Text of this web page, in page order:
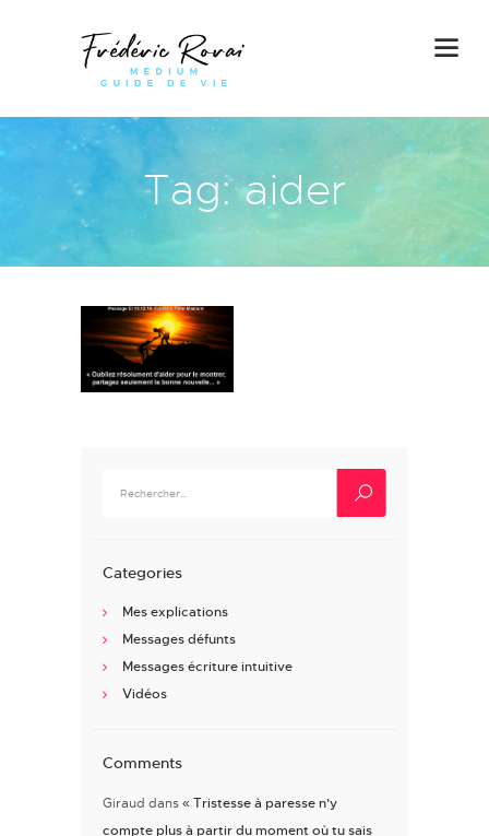
Tag: aider
Categories
Mes explications
Messages défunts
Messages écriture intuitive
Vidéos
Comments
Giraud dans « Tristesse à paresse n’y
compte plus à partir du moment où tu sais